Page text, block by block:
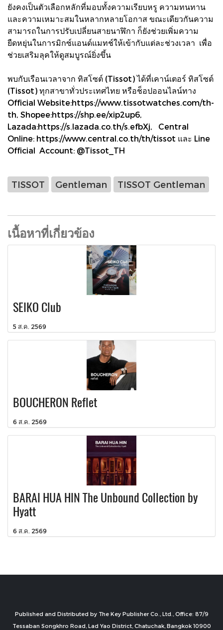
ยังคงเป็นตัวเลือกหลักที่มอบทั้งความเรียบหรู ความทนทาน
และความเหมาะสมในหลากหลายโอกาส ขณะเดียวกันความ
สามารถในการปรับเปลี่ยนสายนาฬิกา ก็ยังช่วยเพิ่มความ
ยืดหยุ่นในการมิกซ์แอนด์แมทช์ให้เข้ากับแต่ละช่วงเวลา เพื่อ
ช่วยเสริมลุคให้ดูสมบูรณ์ยิ่งขึ้น
พบกับเรือนเวลาจาก ทิสโซต์ (Tissot) ได้ที่เคาน์เตอร์ ทิสโซต์
(Tissot) ทุกสาขาทั่วประเทศไทย หรือช็อปออนไลน์ทาง
Official Website:https://www.tissotwatches.com/th-
th, Shopee:https://shp.ee/xip2up6,
Lazada:https://s.lazada.co.th/s.efbXj, Central
Online: https://www.central.co.th/th/tissot และ Line
Official Account: @Tissot_TH
TISSOT Gentleman TISSOT Gentleman
เนื้อหาที่เกี่ยวข้อง
SEIKO Club
5 ส.ค. 2569
BOUCHERON Reflet
6 ส.ค. 2569
BARAI HUA HIN The Unbound Collection by
Hyatt
6 ส.ค. 2569
Published and Distributed by The Key Publisher Co., Ltd., Office: 87/9
Tessaban Songkhro Road, Lad Yao District, Chatuchak, Bangkok 10900